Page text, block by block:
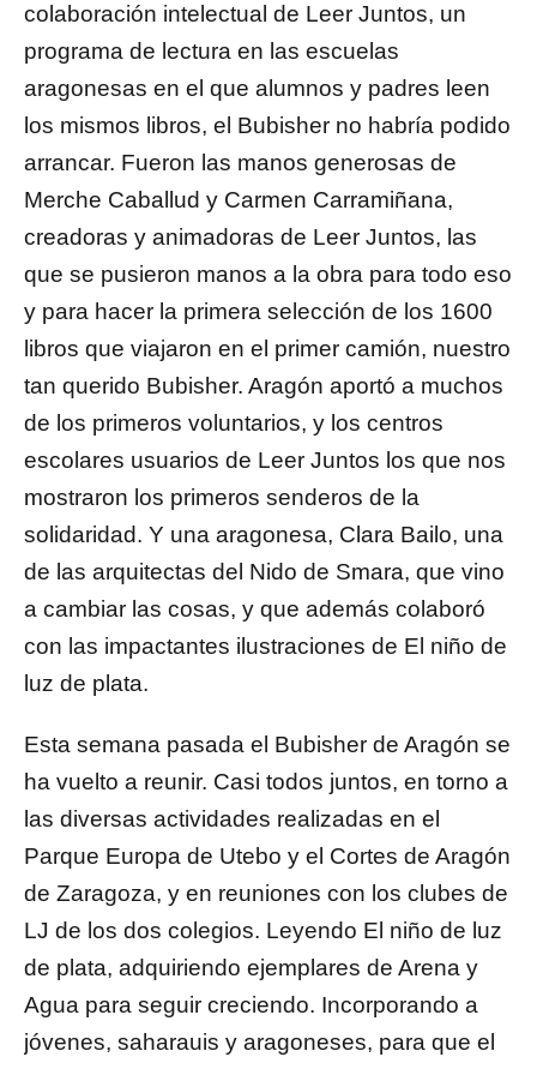
colaboración intelectual de Leer Juntos, un
programa de lectura en las escuelas
aragonesas en el que alumnos y padres leen
los mismos libros, el Bubisher no habría podido
arrancar. Fueron las manos generosas de
Merche Caballud y Carmen Carramiñana,
creadoras y animadoras de Leer Juntos, las
que se pusieron manos a la obra para todo eso
y para hacer la primera selección de los 1600
libros que viajaron en el primer camión, nuestro
tan querido Bubisher. Aragón aportó a muchos
de los primeros voluntarios, y los centros
escolares usuarios de Leer Juntos los que nos
mostraron los primeros senderos de la
solidaridad. Y una aragonesa, Clara Bailo, una
de las arquitectas del Nido de Smara, que vino
a cambiar las cosas, y que además colaboró
con las impactantes ilustraciones de El niño de
luz de plata.
Esta semana pasada el Bubisher de Aragón se
ha vuelto a reunir. Casi todos juntos, en torno a
las diversas actividades realizadas en el
Parque Europa de Utebo y el Cortes de Aragón
de Zaragoza, y en reuniones con los clubes de
LJ de los dos colegios. Leyendo El niño de luz
de plata, adquiriendo ejemplares de Arena y
Agua para seguir creciendo. Incorporando a
jóvenes, saharauis y aragoneses, para que el